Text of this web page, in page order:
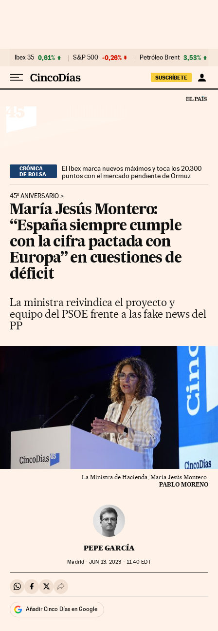
Ibex 35 0,61% S&P 500 -0,26% Petróleo Brent 3,53%
SUSCRÍBETE
CRÓNICA
DE BOLSA
El Ibex marca nuevos máximos y toca los 20.300
puntos con el mercado pendiente de Ormuz
45º ANIVERSARIO
María Jesús Montero:
“España siempre cumple
con la cifra pactada con
Europa” en cuestiones de
déficit
La ministra reivindica el proyecto y
equipo del PSOE frente a las fake news del
PP
La Ministra de Hacienda, María Jesús Montero.
PABLO MORENO
PEPE GARCÍA
Madrid -JUN 13, 2023 - 11:40 EDT
Compartir en Whatsapp
Compartir en Facebook
Compartir en Twitter
Desplegar Redes Sociales
Añadir Cinco Días en Google